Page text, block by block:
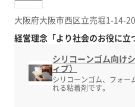
大阪府大阪市西区立売堀1-14-
経営理念「より社会のお役に立
シリコーンゴム向け
ィブ）
シリコーンゴム、フォー
れる粘着剤です。